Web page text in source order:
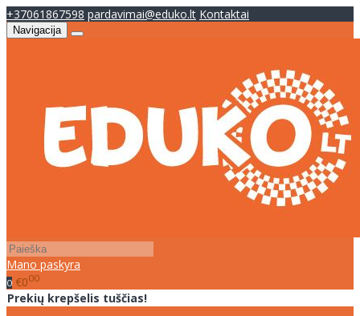
+37061867598 pardavimai@eduko.lt Kontaktai
Navigacija
Mano paskyra
0 €000
Prekių krepšelis tuščias!